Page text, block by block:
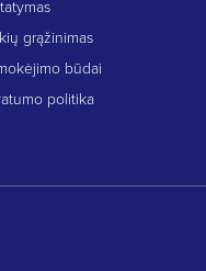
grąžinimas
būdai
politika